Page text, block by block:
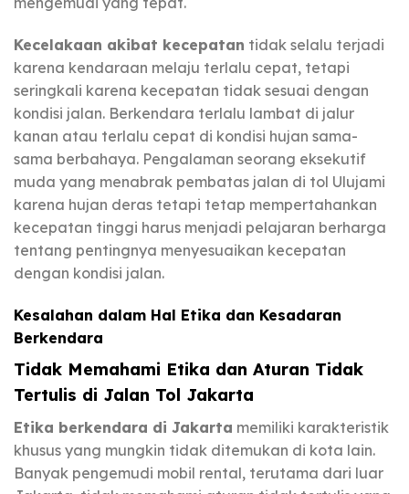
Kecelakaan akibat kecepatan tidak selalu terjadi
karena kendaraan melaju terlalu cepat, tetapi
seringkali karena kecepatan tidak sesuai dengan
kondisi jalan. Berkendara terlalu lambat di jalur
kanan atau terlalu cepat di kondisi hujan sama-
sama berbahaya. Pengalaman seorang eksekutif
muda yang menabrak pembatas jalan di tol Ulujami
karena hujan deras tetapi tetap mempertahankan
kecepatan tinggi harus menjadi pelajaran berharga
tentang pentingnya menyesuaikan kecepatan
dengan kondisi jalan.
Kesalahan dalam Hal Etika dan Kesadaran
Berkendara
Tidak Memahami Etika dan Aturan Tidak
Tertulis di Jalan Tol Jakarta
Etika berkendara di Jakarta memiliki karakteristik
khusus yang mungkin tidak ditemukan di kota lain.
Banyak pengemudi mobil rental, terutama dari luar